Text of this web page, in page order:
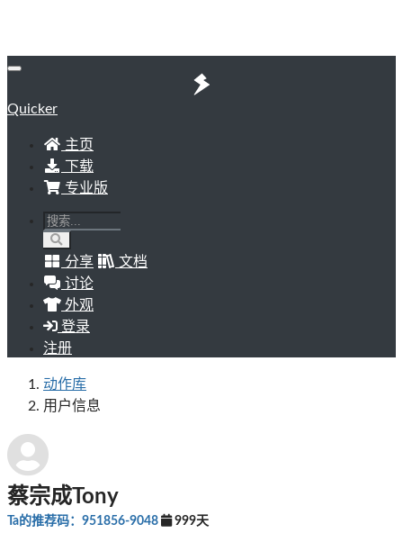
Quicker
主页
下载
专业版
分享
文档
讨论
外观
登录
注册
动作库
用户信息
蔡宗成Tony
Ta的推荐码：951856-9048 999天